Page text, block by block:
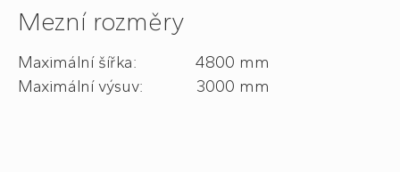
Mezní rozměry
Maximální šířka: 4800 mm
Maximální výsuv: 3000 mm